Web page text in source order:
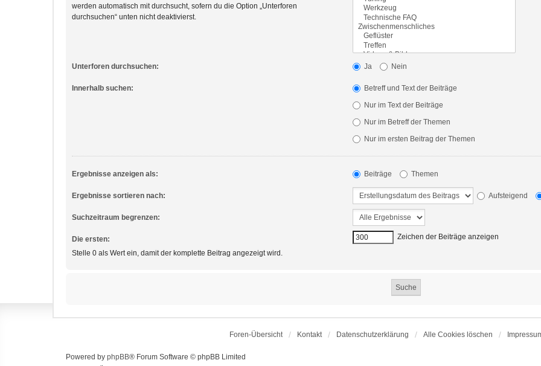
werden automatisch mit durchsucht, sofern du die Option „Unterforen
durchsuchen“ unten nicht deaktivierst.
Unterforen durchsuchen: Ja Nein
Innerhalb suchen:
Betreff und Text der Beiträge
Nur im Text der Beiträge
Nur im Betreff der Themen
Nur im ersten Beitrag der Themen
Ergebnisse anzeigen als: Beiträge Themen
Ergebnisse sortieren nach: Aufsteigend
Suchzeitraum begrenzen:
Die ersten:
Stelle 0 als Wert ein, damit der komplette Beitrag angezeigt wird.
Zeichen der Beiträge anzeigen
Foren-Übersicht Kontakt Datenschutzerklärung Alle Cookies löschen
Powered by phpBB® Forum Software © phpBB Limited